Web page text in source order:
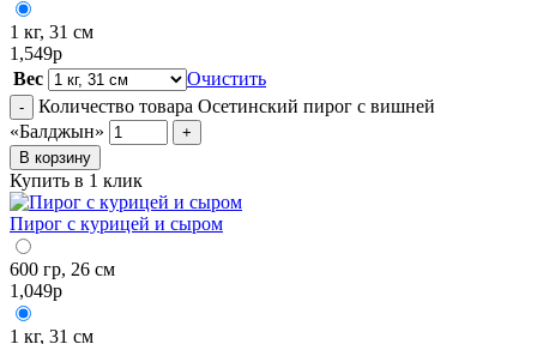
1 кг, 31 см
1,549р
Вес
Очистить
-
Количество товара Осетинский пирог с вишней
«Балджын»
+
В корзину
Купить в 1 клик
Пирог с курицей и сыром
600 гр, 26 см
1,049р
1 кг, 31 см